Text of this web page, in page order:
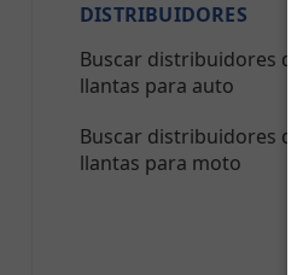
DISTRIBUIDORES
Buscar distribuidores de
llantas para auto
Buscar distribuidores de
llantas para moto